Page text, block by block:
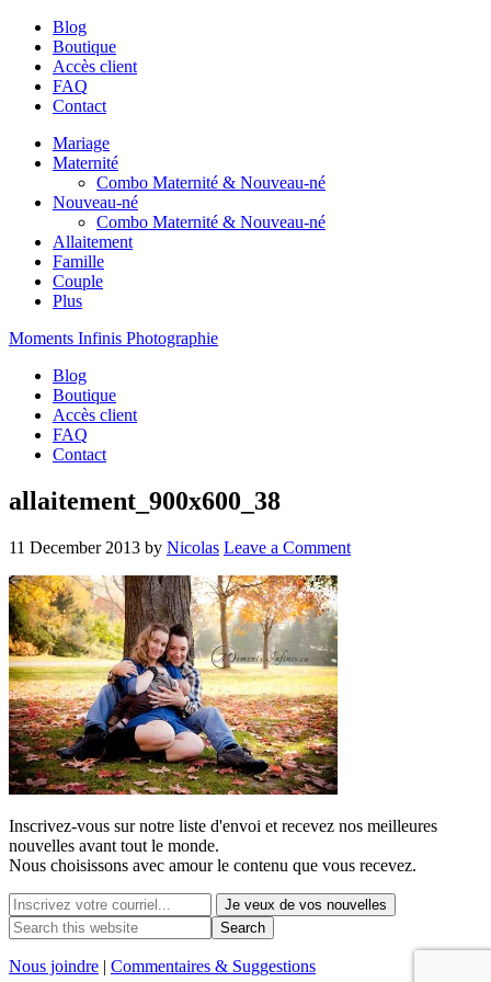
Blog
Boutique
Accès client
FAQ
Contact
Mariage
Maternité
Combo Maternité & Nouveau-né
Nouveau-né
Combo Maternité & Nouveau-né
Allaitement
Famille
Couple
Plus
Moments Infinis Photographie
Blog
Boutique
Accès client
FAQ
Contact
allaitement_900x600_38
11 December 2013 by Nicolas Leave a Comment
Inscrivez-vous sur notre liste d'envoi et recevez nos meilleures
nouvelles avant tout le monde.
Nous choisissons avec amourle contenu que vous recevez.
Nous joindre | Commentaires & Suggestions